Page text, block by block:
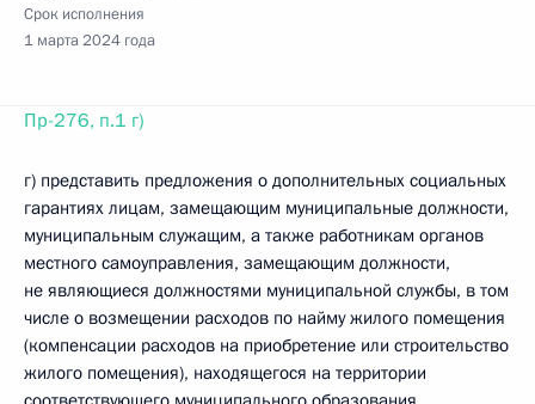
Срок исполнения
1 марта 2024 года
Пр-276, п.1 г)
г) представить предложения о дополнительных социальных
гарантиях лицам, замещающим муниципальные должности,
муниципальным служащим, а также работникам органов
местного самоуправления, замещающим должности,
не являющиеся должностями муниципальной службы, в том
числе о возмещении расходов по найму жилого помещения
(компенсации расходов на приобретение или строительство
жилого помещения), находящегося на территории